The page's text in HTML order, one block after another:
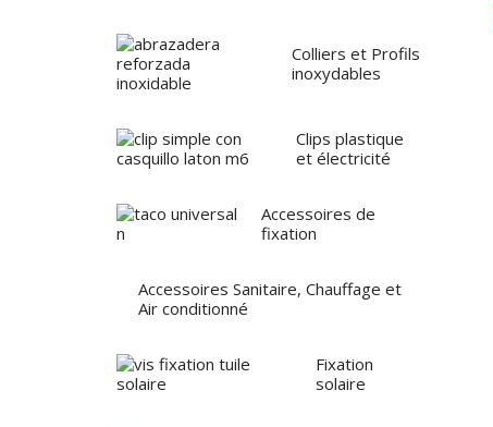
Colliers et Profils
inoxydables
Clips plastique
et électricité
Accessoires de
fixation
Accessoires Sanitaire, Chauffage et
Air conditionné
Fixation
solaire